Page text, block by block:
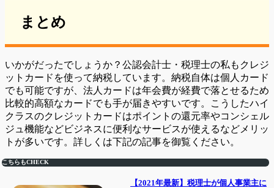
まとめ
いかがだったでしょうか？公認会計士・税理士の私もクレジ
ットカードを使って納税しています。納税自体は個人カード
でも可能ですが、法人カードは年会費が経費で落とせるため
比較的高額なカードでも手が届きやすいです。こうしたハイ
クラスのクレジットカードはポイントの還元率やコンシェル
ジュ機能などビジネスに便利なサービスが使えるなどメリッ
トが多いです。詳しくは下記の記事を御覧ください。
こちらもCHECK
【2021年最新】税理士が個人事業主に